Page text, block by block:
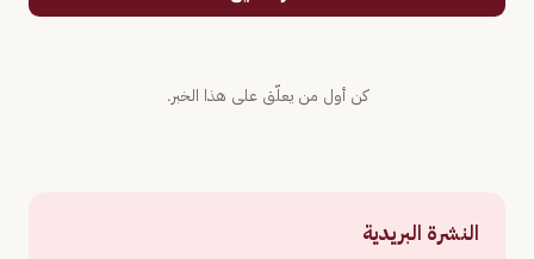
كن أول من يعلّق على هذا الخبر.
النشرة البريدية